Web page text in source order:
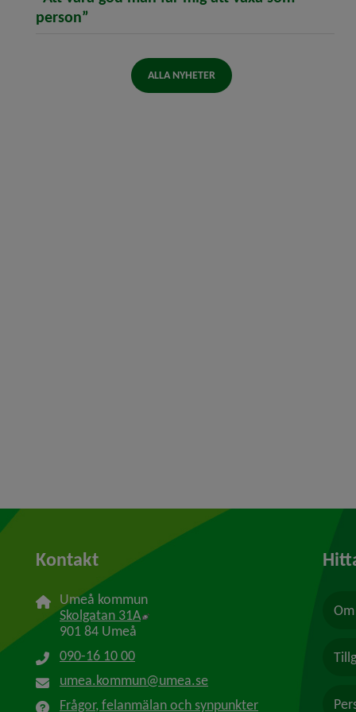
person” (öppnar artikeln "Att vara god man får
ALLA NYHETER
Kontakt
Umeå kommun
Skolgatan 31A Länk till annan webbplats, öppnas i
901 84 Umeå
090-16 10 00
umea.kommun@umea.se
Frågor, felanmälan och synpunkter